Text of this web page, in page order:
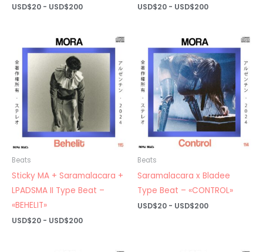
USD$20 - USD$200Rango
USD$20
hasta
USD$20 - USD$200Rango
USD$20
hasta
USD$200
Beats
Sticky MA + Saramalacara +
LPADSMA II Type Beat –
«BEHELIT»
USD$20 - USD$200Rango
Beats
Saramalacara x Bladee
Type Beat – «CONTROL»
USD$20 - USD$200Rango